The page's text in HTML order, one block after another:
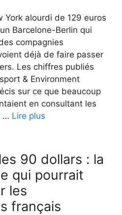
York alourdi de 129 euros
Barcelone-Berlin qui
compagnies
déjà de faire passer
Les chiffres publiés
& Environment
sur ce que beaucoup
en consultant les
… Lire plus
90 dollars : la
qui pourrait
les
français